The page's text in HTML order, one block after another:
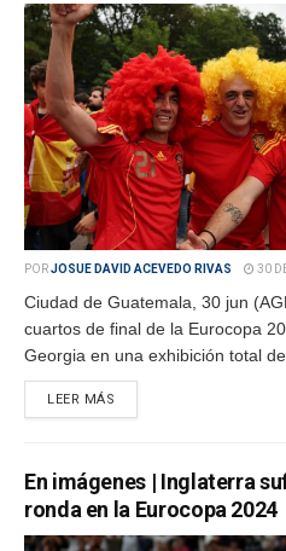
PORJOSUE DAVID ACEVEDO RIVAS 30
Ciudad de Guatemala, 30 jun
cuartos de final de la Eurocopa
Georgia en una exhibición total
LEER MÁS
En imágenes | Inglaterra
ronda en la Eurocopa 2024